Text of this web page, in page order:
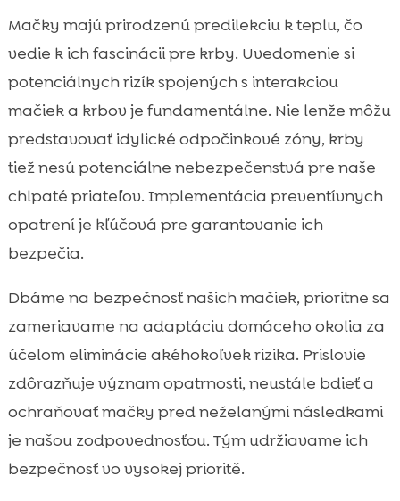
Mačky majú prirodzenú predilekciu k teplu, čo
vedie k ich fascinácii pre krby. Uvedomenie si
potenciálnych rizík spojených s interakciou
mačiek a krbov je fundamentálne. Nie lenže môžu
predstavovať idylické odpočinkové zóny, krby
tiež nesú potenciálne nebezpečenstvá pre naše
chlpaté priateľov. Implementácia preventívnych
opatrení je kľúčová pre garantovanie ich
bezpečia.
Dbáme na bezpečnosť našich mačiek, prioritne sa
zameriavame na adaptáciu domáceho okolia za
účelom eliminácie akéhokoľvek rizika. Prislovie
zdôrazňuje význam opatrnosti, neustále bdieť a
ochraňovať mačky pred neželanými následkami
je našou zodpovednosťou. Tým udržiavame ich
bezpečnosť vo vysokej prioritě.